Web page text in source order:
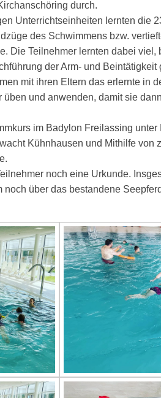
durch.
Unterrichtseinheiten lernten die
des Schwimmens bzw.
Die Teilnehmer lernten dabei viel,
der Arm- und Beintätigkeit
mit ihren Eltern das erlernte in
und anwenden, damit sie
im Badylon Freilassing unter
Kühnhausen und Mithilfe von
noch eine Urkunde.
noch über das bestandene